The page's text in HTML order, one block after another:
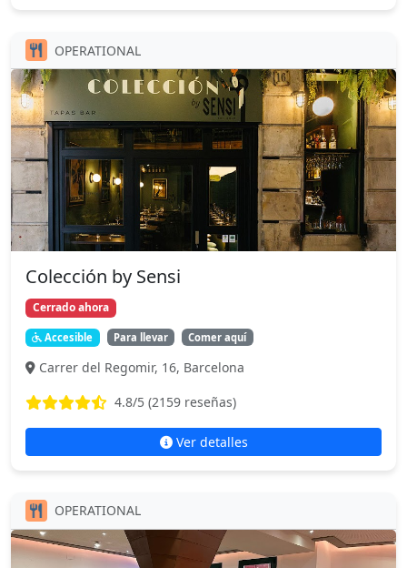
OPERATIONAL
Colección by Sensi
Cerrado ahora
Accesible Para llevar Comer aquí
Carrer del Regomir, 16, Barcelona
4.8/5 (2159 reseñas)
Ver detalles
OPERATIONAL